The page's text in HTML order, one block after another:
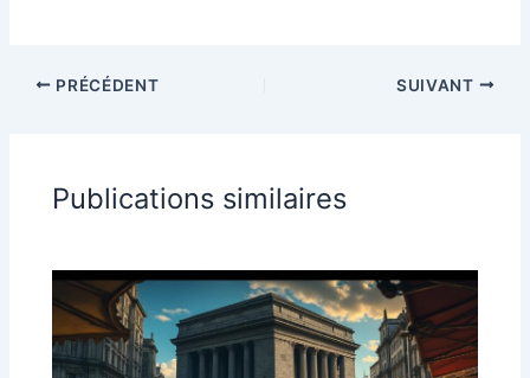
PRÉCÉDENT SUIVANT
Publications similaires